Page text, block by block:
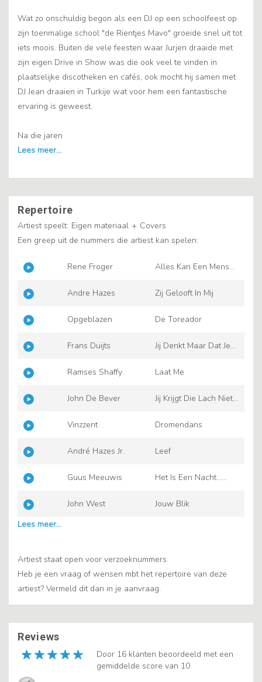
Wat zo onschuldig begon als een DJ op een schoolfeest op
zijn toenmalige school "de Rientjes Mavo" groeide snel uit tot
iets moois. Buiten de vele feesten waar Jurjen draaide met
zijn eigen Drive in Show was die ook veel te vinden in
plaatselijke discotheken en cafés, ook mocht hij samen met
DJ Jean draaien in Turkije wat voor hem een fantastische
ervaring is geweest.
Na die jaren
Repertoire
Artiest speelt: Eigen materiaal + Covers
Een greep uit de nummers die artiest kan spelen:
Rene Froger
Alles Kan Een Mens
Andre Hazes
Zij Gelooft In Mij
Opgeblazen De Toreador
Frans Duijts
Jij Denkt Maar Dat Je
Ramses Shaffy
Laat Me
John De Bever
Jij Krijgt Die Lach Niet
Vinzzent
Dromendans
André Hazes Jr. Leef
Guus Meeuwis
Het Is Een Nacht...
John West
Jouw Blik
Artiest staat open voor verzoeknummers.
Heb je een vraag of wensen mbt het repertoire van deze
artiest? Vermeld dit dan in je aanvraag.
Reviews
Door 16 klanten beoordeeld met een
gemiddelde score van 10